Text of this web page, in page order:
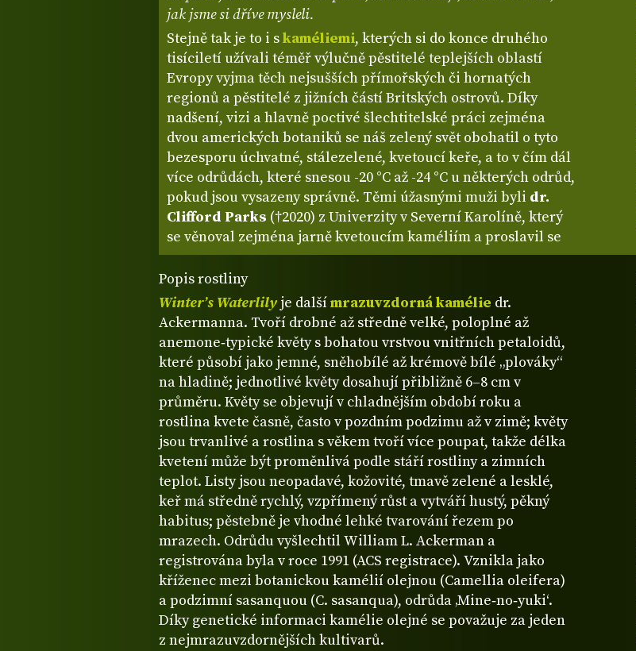
jak jsme si dříve mysleli.
Stejně tak je to i skaméliemi, kterých si do konce druhého
tisíciletí užívali téměř výlučně pěstitelé teplejších oblastí
Evropy vyjma těch nejsušších přímořských či hornatých
regionů a pěstitelé z jižních částí Britských ostrovů. Díky
nadšení, vizi a hlavně poctivé šlechtitelské práci zejména
dvou amerických botaniků se náš zelený svět obohatil o tyto
bezesporu úchvatné, stálezelené, kvetoucí keře, a to v čím dál
více odrůdách, které snesou -20 °C až -24 °C u některých odrůd,
pokud jsou vysazeny správně. Těmi úžasnými muži byli dr.
Clifford Parks (†2020) z Univerzity v Severní Karolíně, který
se věnoval zejména jarně kvetoucím kaméliím a proslavil se
Popis rostliny
Winter’s Waterlily je dalšímrazuvzdorná kamélie dr.
Ackermanna. Tvoří drobné až středně velké, poloplné až
anemone‑typické květy s bohatou vrstvou vnitřních petaloidů,
které působí jako jemné, sněhobílé až krémově bílé „plováky“
na hladině; jednotlivé květy dosahují přibližně 6–8 cm v
průměru. Květy se objevují v chladnějším období roku a
rostlina kvete časně, často v pozdním podzimu až v zimě; květy
jsou trvanlivé a rostlina s věkem tvoří více poupat, takže délka
kvetení může být proměnlivá podle stáří rostliny a zimních
teplot. Listy jsou neopadavé, kožovité, tmavě zelené a lesklé,
keř má středně rychlý, vzpřímený růst a vytváří hustý, pěkný
habitus; pěstebně je vhodné lehké tvarování řezem po
mrazech. Odrůdu vyšlechtil William L. Ackerman a
registrována byla v roce 1991 (ACS registrace). Vznikla jako
kříženec mezi botanickou kamélií olejnou (Camellia oleifera)
a podzimní sasanquou (C. sasanqua), odrůda ‚Mine‑no‑yuki‘.
Díky genetické informaci kamélie olejné se považuje za jeden
z nejmrazuvzdornějších kultivarů.